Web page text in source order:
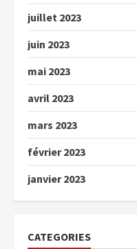
juillet 2023
juin 2023
mai 2023
avril 2023
mars 2023
février 2023
janvier 2023
CATEGORIES